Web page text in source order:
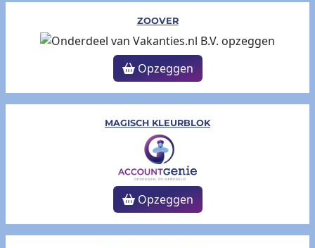
ZOOVER
Opzeggen
MAGISCH KLEURBLOK
Opzeggen